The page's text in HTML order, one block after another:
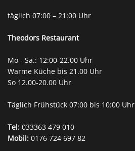
täglich 07:00 – 21:00 Uhr
Theodors Restaurant
Mo - Sa.: 12:00-22.00 Uhr
Warme Küche bis 21.00 Uhr
So 12.00-20.00 Uhr
Täglich Frühstück 07:00 bis 10:00 Uhr
Tel: 033363 479 010
Mobil: 0176 724 697 82